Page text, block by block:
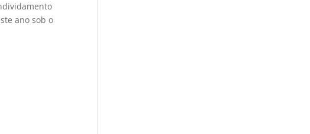
ano sob o